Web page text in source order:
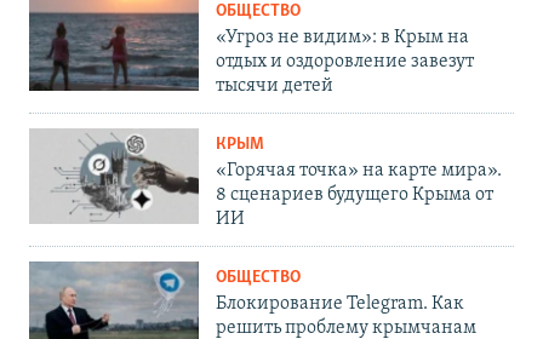
ОБЩЕСТВО
«Угроз не видим»: в Крым на
отдых и оздоровление завезут
тысячи детей
КРЫМ
«Горячая точка» на карте мира».
8 сценариев будущего Крыма от
ИИ
ОБЩЕСТВО
Блокирование Telegram. Как
решить проблему крымчанам